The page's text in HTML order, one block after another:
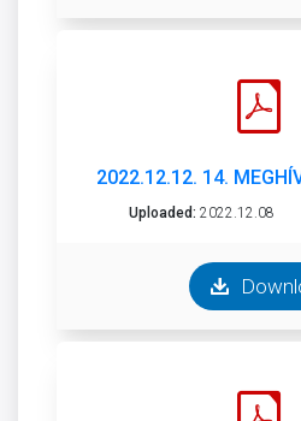
2022.12.12. 14.
Uploaded: 2022.12.08